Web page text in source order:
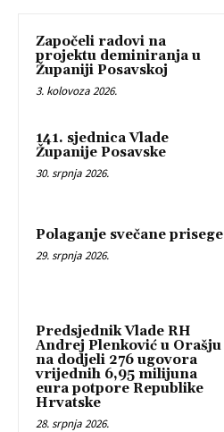
Započeli radovi na
projektu deminiranja u
Županiji Posavskoj
3. kolovoza 2026.
141. sjednica Vlade
Županije Posavske
30. srpnja 2026.
Polaganje svečane prisege
29. srpnja 2026.
Predsjednik Vlade RH
Andrej Plenković u Orašju
na dodjeli 276 ugovora
vrijednih 6,95 milijuna
eura potpore Republike
Hrvatske
28. srpnja 2026.